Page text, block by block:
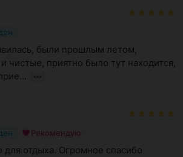
были прошлым летом,
чистые, приятно было тут находится,
Рекомендую
для отдыха. Огромное спасибо